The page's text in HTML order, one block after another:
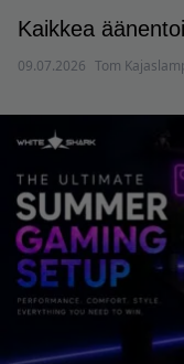
Kaikkea
09.07.2026 Tom